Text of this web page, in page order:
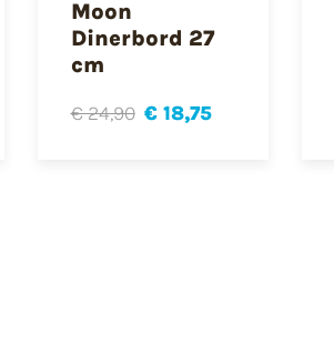
Moon
Dinerbord 27
cm
€ 24,90 € 18,75